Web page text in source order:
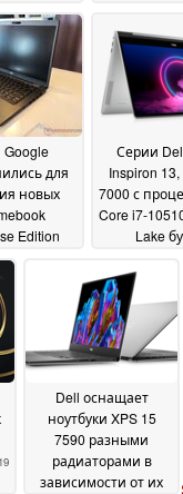
2019
Modern
Google
для
новых
Edition
2-в-1 и
2019
Серии
Inspiron
7000 с
Core i7-
Lake
неделе
Dell оснащает
ноутбуки XPS 15
7590 разными
радиаторами в
зависимости от их